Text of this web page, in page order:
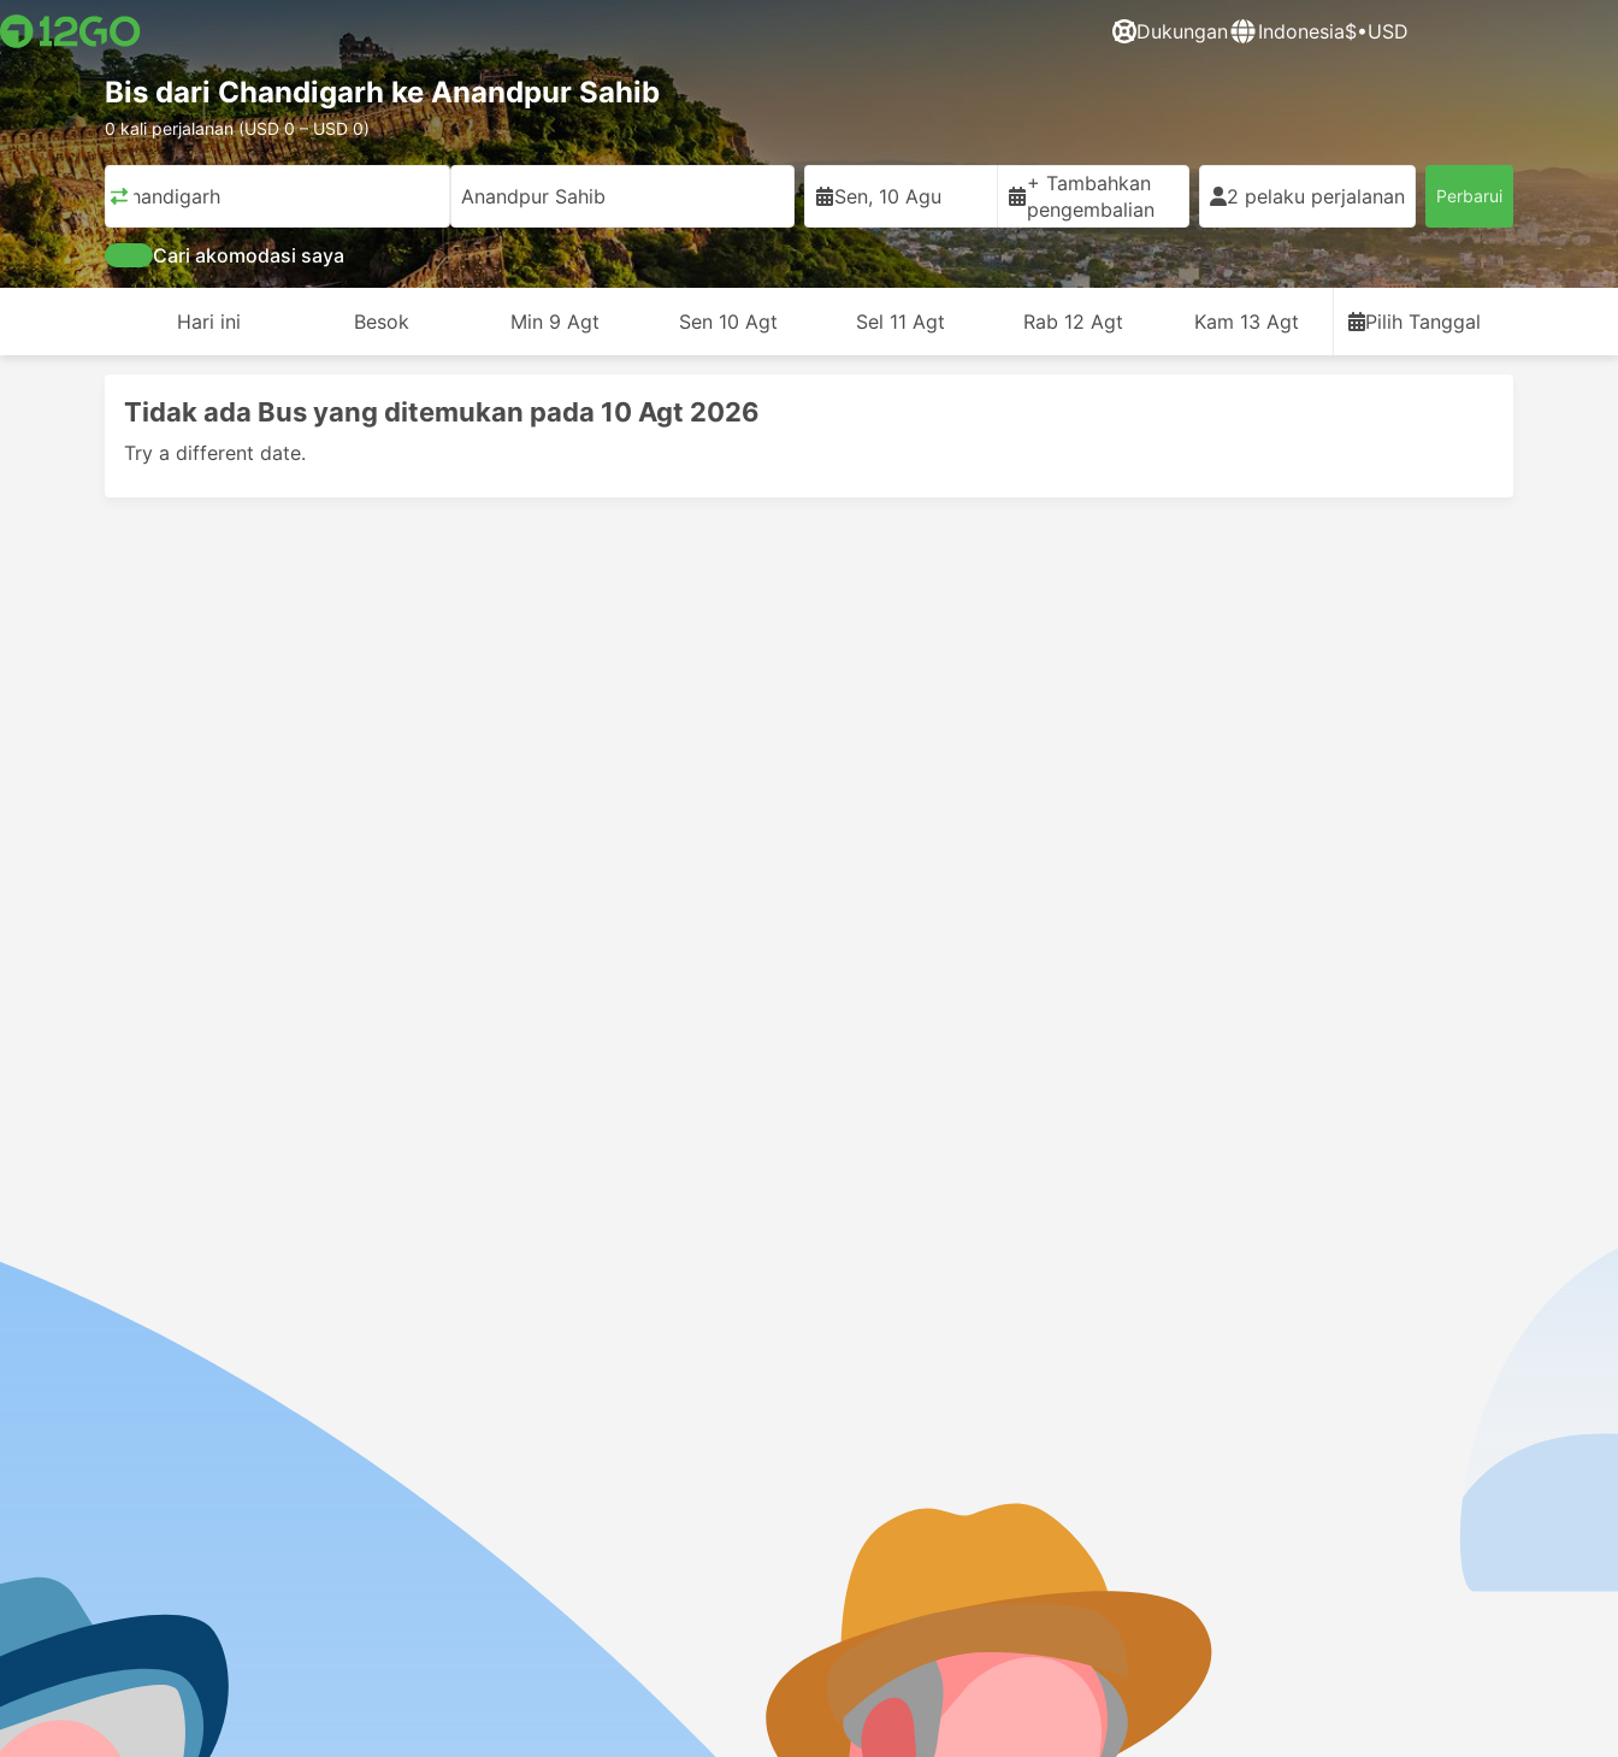
Dukungan Indonesia$•USD
Bis dari Chandigarh ke Anandpur Sahib
0 kali perjalanan (USD 0 – USD 0)
Chandigarh Anandpur Sahib Sen, 10 Agu
+ Tambahkan
pengembalian
2 pelaku perjalanan Perbarui
Cari akomodasi saya
Hari ini Besok Min 9 Agt Sen 10 Agt Sel 11 Agt Rab 12 Agt Kam 13 Agt Pilih Tanggal
Tidak ada Bus yang ditemukan pada 10 Agt 2026
Try a different date.